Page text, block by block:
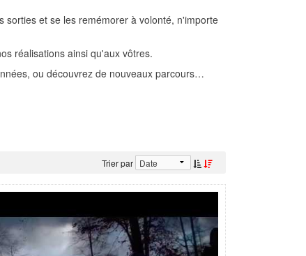
sorties et se les remémorer à volonté, n'importe
réalisations ainsi qu'aux vôtres.
ou découvrez de nouveaux parcours…
Trier par